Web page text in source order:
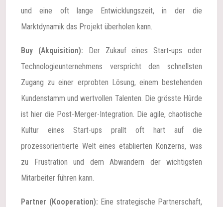
und eine oft lange Entwicklungszeit, in der die
Marktdynamik das Projekt überholen kann.
Buy (Akquisition): Der Zukauf eines Start-ups oder
Technologieunternehmens verspricht den schnellsten
Zugang zu einer erprobten Lösung, einem bestehenden
Kundenstamm und wertvollen Talenten. Die grösste Hürde
ist hier die Post-Merger-Integration. Die agile, chaotische
Kultur eines Start-ups prallt oft hart auf die
prozessorientierte Welt eines etablierten Konzerns, was
zu Frustration und dem Abwandern der wichtigsten
Mitarbeiter führen kann.
Partner (Kooperation): Eine strategische Partnerschaft,